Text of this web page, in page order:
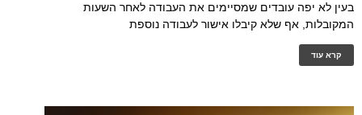
בעין לא יפה עובדים שמסיימים את העבודה לאחר השעות
המקובלות, אף שלא קיבלו אישור לעבודה נוספת
קרא עוד